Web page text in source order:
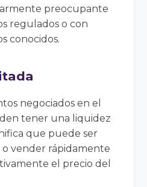
preocupante
regulados o con
conocidos.
negociados en el
tener una liquidez
que puede ser
vender rápidamente
el precio del